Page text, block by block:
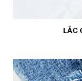
LẮC